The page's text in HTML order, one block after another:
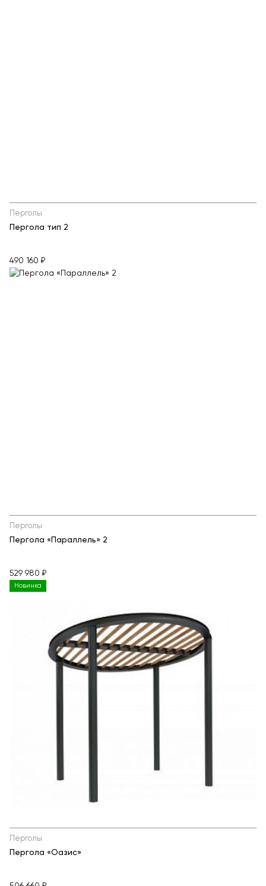
Перголы
Пергола тип 2
490 160 ₽
Перголы
Пергола «Параллель» 2
529 980 ₽
Новинка
Перголы
Пергола «Оазис»